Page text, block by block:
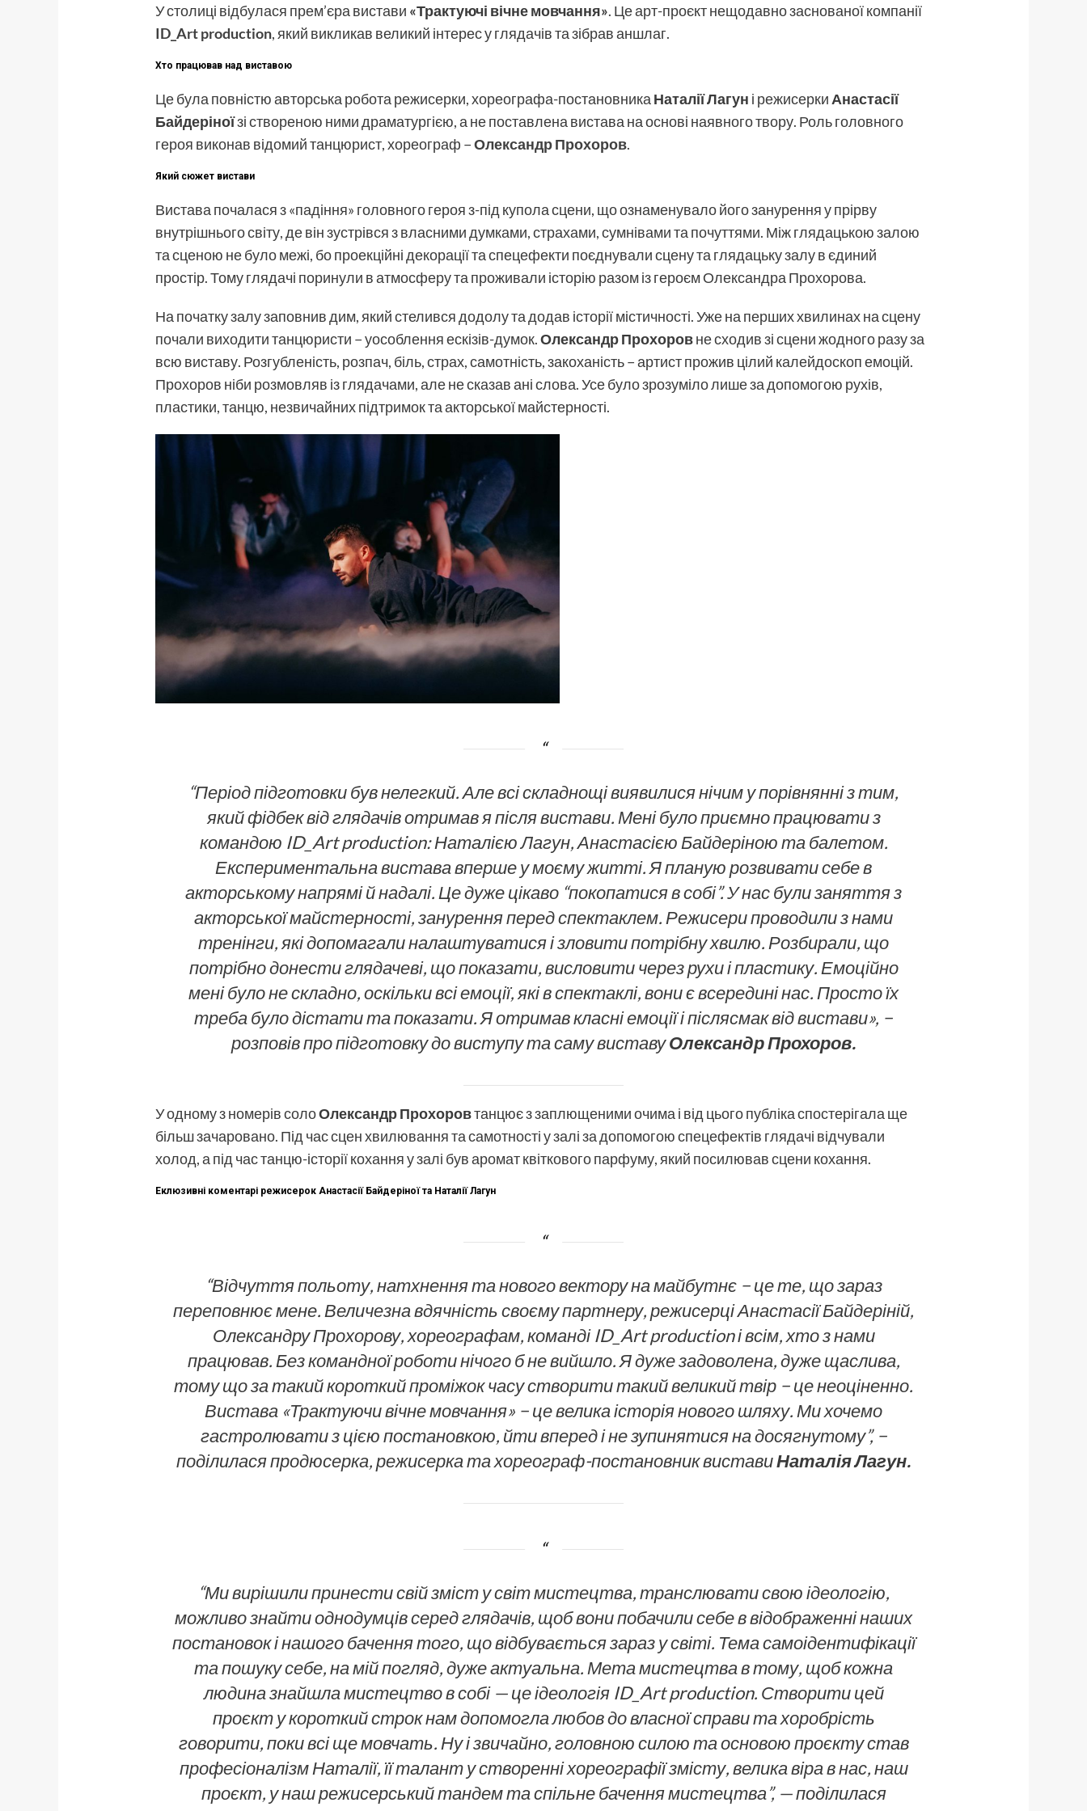
У столиці відбулася прем’єра вистави «Трактуючі вічне мовчання». Це арт-проєкт нещодавно заснованої компанії
ID_Art production, який викликав великий інтерес у глядачів та зібрав аншлаг.
Хто працював над виставою
Це була повністю авторська робота режисерки, хореографа-постановника Наталії Лагун і режисерки Анастасії
Байдеріноїзі створеною ними драматургією, а не поставлена вистава на основі наявного твору. Роль головного
героя виконав відомий танцюрист, хореограф −Олександр Прохоров.
Який сюжет вистави
Вистава почалася з «падіння» головного героя з-під купола сцени, що ознаменувало його занурення у прірву
внутрішнього світу, де він зустрівся з власними думками, страхами, сумнівами та почуттями. Між глядацькою залою
та сценою не було межі, бо проекційні декорації та спецефекти поєднували сцену та глядацьку залу в єдиний
простір. Тому глядачі поринули в атмосферу та проживали історію разом із героєм Олександра Прохорова.
На початку залу заповнив дим, який стелився додолу та додав історії містичності. Уже на перших хвилинах на сцену
почали виходити танцюристи − уособлення ескізів-думок.Олександр Прохоровне сходив зі сцени жодного разу за
всю виставу. Розгубленість, розпач, біль, страх, самотність, закоханість − артист прожив цілий калейдоскоп емоцій.
Прохоров ніби розмовляв із глядачами, але не сказав ані слова. Усе було зрозуміло лише за допомогою рухів,
пластики, танцю, незвичайних підтримок та акторської майстерності.
“Період підготовки був нелегкий. Але всі складнощі виявилися нічим у порівнянні з тим,
який фідбек від глядачів отримав я після вистави. Мені було приємно працювати з
командою ID_Art production: Наталією Лагун, Анастасією Байдеріною та балетом.
Експериментальна вистава вперше у моєму житті. Я планую розвивати себе в
акторському напрямі й надалі. Це дуже цікаво “покопатися в собі”. У нас були заняття з
акторської майстерності, занурення перед спектаклем. Режисери проводили з нами
тренінги, які допомагали налаштуватися і зловити потрібну хвилю. Розбирали, що
потрібно донести глядачеві, що показати, висловити через рухи і пластику. Емоційно
мені було не складно, оскільки всі емоції, які в спектаклі, вони є всередині нас. Просто їх
треба було дістати та показати. Я отримав класні емоції і післясмак від вистави», −
розповів про підготовку до виступу та саму виставуОлександр Прохоров.
У одному з номерів солоОлександр Прохоровтанцює з заплющеними очима і від цього публіка спостерігала ще
більш зачаровано. Під час сцен хвилювання та самотності у залі за допомогою спецефектів глядачі відчували
холод, а під час танцю-історії кохання у залі був аромат квіткового парфуму, який посилював сцени кохання.
Еклюзивні коментарі режисерок Анастасії Байдеріної та Наталії Лагун
“Відчуття польоту, натхнення та нового вектору на майбутнє − це те, що зараз
переповнює мене. Величезна вдячність своєму партнеру, режисерці Анастасії Байдеріній,
Олександру Прохорову, хореографам, команді ID_Art production і всім, хто з нами
працював. Без командної роботи нічого б не вийшло. Я дуже задоволена, дуже щаслива,
тому що за такий короткий проміжок часу створити такий великий твір − це неоціненно.
Вистава «Трактуючи вічне мовчання» − це велика історія нового шляху. Ми хочемо
гастролювати з цією постановкою, йти вперед і не зупинятися на досягнутому”, −
поділилася продюсерка, режисерка та хореограф-постановник виставиНаталія Лагун.
“Ми вирішили принести свій зміст у світ мистецтва, транслювати свою ідеологію,
можливо знайти однодумців серед глядачів, щоб вони побачили себе в відображенні наших
постановок і нашого бачення того, що відбувається зараз у світі. Тема самоідентифікації
та пошуку себе, на мій погляд, дуже актуальна. Мета мистецтва в тому, щоб кожна
людина знайшла мистецтво в собі — це ідеологія ID_Art production. Створити цей
проєкт у короткий строк нам допомогла любов до власної справи та хоробрість
говорити, поки всі ще мовчать. Ну і звичайно, головною силою та основою проєкту став
професіоналізм Наталії, її талант у створенні хореографії змісту, велика віра в нас, наш
проєкт, у наш режисерський тандем та спільне бачення мистецтва”, — поділилася